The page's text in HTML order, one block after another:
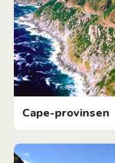
Cape-provinsen